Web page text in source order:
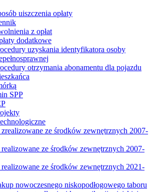
uiszczenia opłaty
z opłat
dodatkowe
uzyskania identyfikatora osoby
otrzymania abonamentu dla pojazdu
SPP
ze środków zewnętrznych 2007-
ze środków zewnętrznych 2007-
ze środków zewnętrznych 2021-
nowoczesnego niskopodłogowego taboru